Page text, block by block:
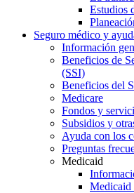
Estudios
Seguro médico y
Información
Beneficios de
(SSI)
Beneficios del
Medicare
Fondos y
Subsidios y
Ayuda con los
Preguntas
Medicaid